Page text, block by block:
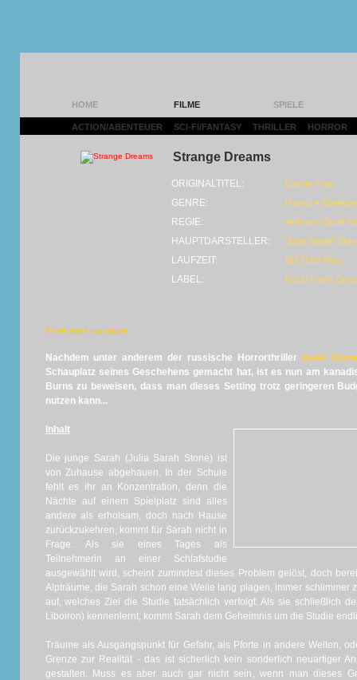
HOME FILME SPIELE
ACTION/ABENTEUER SCI-FI/FANTASY THRILLER HORROR
Strange Dreams
ORIGINALTITEL:
Come True
GENRE:
Horror •
REGIE:
Anthony Scott
HAUPTDARSTELLER:
Julia Sarah
LAUFZEIT:
BD (105 Min)
LABEL:
Koch Films
21.09.2021 von MarS
Nachdem unter anderem der russische Horrorthriller Quiet
Schauplatz seines Geschehens gemacht hat, ist es nun am
Burns zu beweisen, dass man dieses Setting trotz geringeren
nutzen kann...
Inhalt
Die junge Sarah (Julia Sarah Stone) ist
von Zuhause abgehauen. In der Schule
fehlt es ihr an Konzentration, denn die
Nächte auf einem Spielplatz sind alles
andere als erholsam, doch nach Hause
zurückzukehren, kommt für Sarah nicht in
Frage. Als sie eines Tages als
Teilnehmerin an einer Schlafstudie
ausgewählt wird, scheint zumindest dieses Problem gelöst, doch
Alpträume, die Sarah schon eine Weile lang plagen, immer schlimmer
auf, welches Ziel die Studie tatsächlich verfolgt. Als sie schließlich
Liboiron) kennenlernt, kommt Sarah dem Geheimnis um die Studie
Träume als Ausgangspunkt für Gefahr, als Pforte in andere Welten,
Grenze zur Realität - das ist sicherlich kein sonderlich neuartiger
gestalten. Muss es aber auch gar nicht sein, wenn man dieses